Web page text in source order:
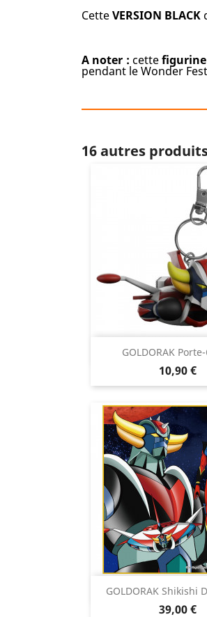
CetteVERSION BLACK
A noter : cettefigurine
pendant le Wonder
16 autres
GOLDORAK
Prix
10,90 €
Aperçu
GOLDORAK Shikishi
Prix
39,00 €
Aperçu